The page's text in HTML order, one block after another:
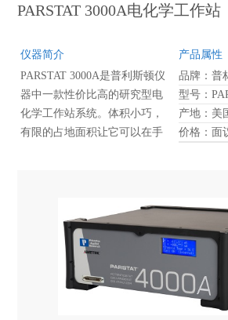
PARSTAT 3000A电化学工作站
仪器简介
PARSTAT 3000A是普利斯顿仪
器中一款性价比高的研究型电
化学工作站系统。体积小巧，
有限的占地面积让它可以在手
产品属性
品牌：普
型号：
产地：美
价格：面